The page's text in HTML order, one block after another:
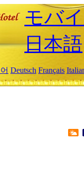
モバ
日本語
Deutsch Français